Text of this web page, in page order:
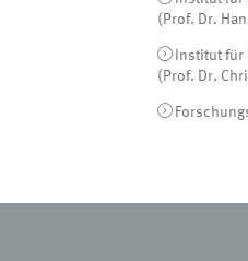
(Prof. Dr.
Institut
(Prof. Dr.